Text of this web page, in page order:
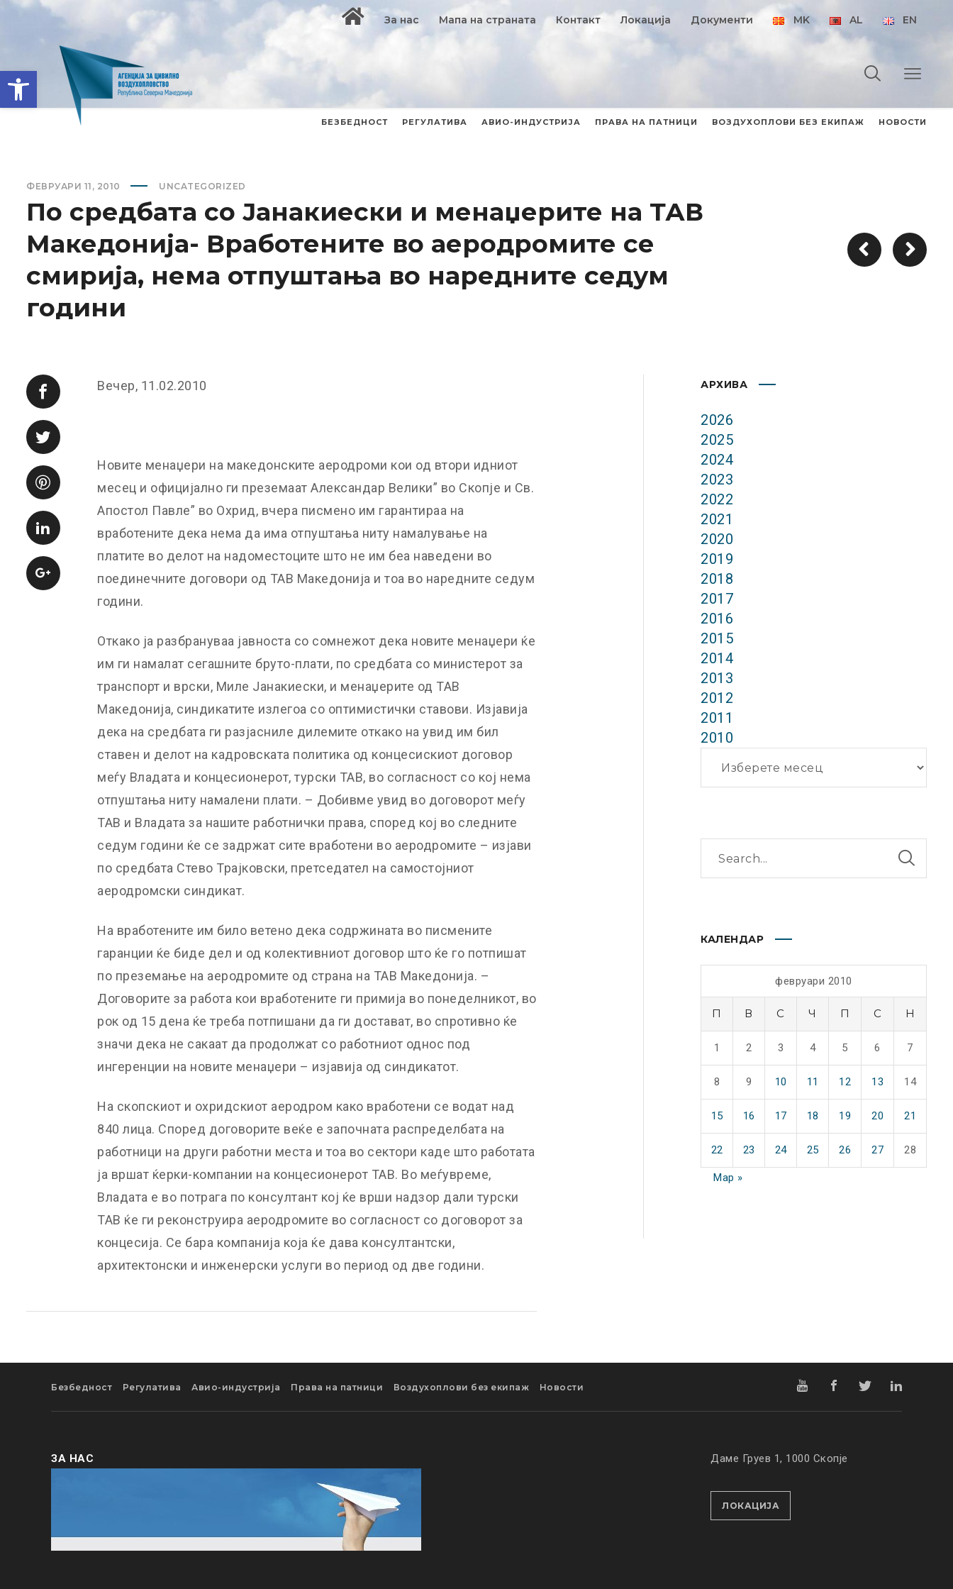
Open toolbar
За нас Мапа на страната Контакт Локација Документи MK AL EN
БЕЗБЕДНОСТ РЕГУЛАТИВА АВИО-ИНДУСТРИЈА ПРАВА НА ПАТНИЦИ ВОЗДУХОПЛОВИ БЕЗ ЕКИПАЖ НОВОСТИ
ФЕВРУАРИ 11, 2010 UNCATEGORIZED
По средбата со Јанакиески и менаџерите на ТАВ
Македонија- Вработените во аеродромите се
смирија, нема отпуштања во наредните седум
години
Вечер, 11.02.2010
Новите менаџери на македонските аеродроми кои од втори идниот
месец и официјално ги преземаат Александар Велики” во Скопје и Св.
Апостол Павле” во Охрид, вчера писмено им гарантираа на
вработените дека нема да има отпуштања ниту намалување на
платите во делот на надоместоците што не им беа наведени во
поединечните договори од ТАВ Македонија и тоа во наредните седум
години.
Откако ја разбрануваа јавноста со сомнежот дека новите менаџери ќе
им ги намалат сегашните бруто-плати, по средбата со министерот за
транспорт и врски, Миле Јанакиески, и менаџерите од ТАВ
Македонија, синдикатите излегоа со оптимистички ставови. Изјавија
дека на средбата ги разјасниле дилемите откако на увид им бил
ставен и делот на кадровската политика од концесискиот договор
меѓу Владата и концесионерот, турски ТАВ, во согласност со кој нема
отпуштања ниту намалени плати. – Добивме увид во договорот меѓу
ТАВ и Владата за нашите работнички права, според кој во следните
седум години ќе се задржат сите вработени во аеродромите – изјави
по средбата Стево Трајковски, претседател на самостојниот
аеродромски синдикат.
На вработените им било ветено дека содржината во писмените
гаранции ќе биде дел и од колективниот договор што ќе го потпишат
по преземање на аеродромите од страна на ТАВ Македонија. –
Договорите за работа кои вработените ги примија во понеделникот, во
рок од 15 дена ќе треба потпишани да ги достават, во спротивно ќе
значи дека не сакаат да продолжат со работниот однос под
ингеренции на новите менаџери – изјавија од синдикатот.
На скопскиот и охридскиот аеродром како вработени се водат над
840 лица. Според договорите веќе е започната распределбата на
работници на други работни места и тоа во сектори каде што работата
ја вршат ќерки-компании на концесионерот ТАВ. Во меѓувреме,
Владата е во потрага по консултант кој ќе врши надзор дали турски
ТАВ ќе ги реконструира аеродромите во согласност со договорот за
концесија. Се бара компанија која ќе дава консултантски,
архитектонски и инженерски услуги во период од две години.
АРХИВА
2026
2025
2024
2023
2022
2021
2020
2019
2018
2017
2016
2015
2014
2013
2012
2011
2010
КАЛЕНДАР
февруари 2010
П В С Ч П С Н
1 2 3 4 5 6 7
8 9 10 11 12 13 14
15 16 17 18 19 20 21
22 23 24 25 26 27 28
Мар »
Безбедност Регулатива Авио-индустрија Права на патници Воздухоплови без екипаж Новости
ЗА НАС Даме Груев 1, 1000 Скопје
ЛОКАЦИЈА